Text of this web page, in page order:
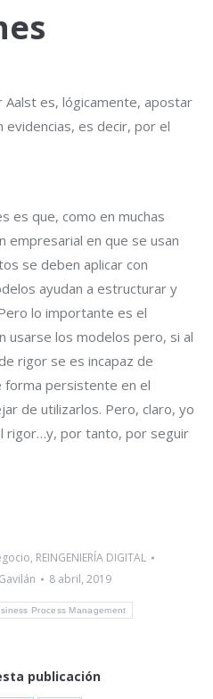
Aalst es, lógicamente, apostar
es decir, por el
es que, como en muchas
empresarial en que se usan
se deben aplicar con
ayudan a estructurar y
lo importante es el
usarse los modelos pero, si al
rigor se es incapaz de
persistente en el
de utilizarlos. Pero, claro, yo
rigor…y, por tanto, por seguir
, REINGENIERÍA DIGITAL
8 abril, 2019
Process Management
publicación